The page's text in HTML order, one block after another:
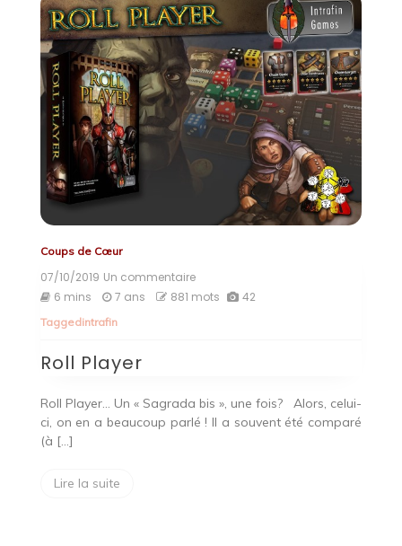
Coups de Cœur
07/10/2019 Un commentairesur
Roll
6 mins 7 ans 881 mots 42
Taggedintrafin
Roll Player
Roll Player… Un « Sagrada bis », une fois? Alors, celui-
ci, on en a beaucoup parlé ! Il a souvent été comparé
(à […]
Lire la suite